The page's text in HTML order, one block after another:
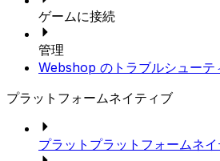
ゲームに接続
管理
Webshop のトラブルシューテ
プラットフォームネイティブ
プラットプラットフォームネ